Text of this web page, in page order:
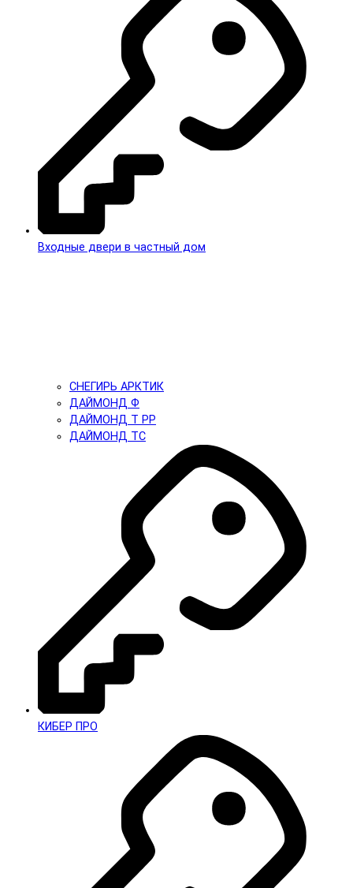
Входные двери в частный дом
СНЕГИРЬ АРКТИК
ДАЙМОНД Ф
ДАЙМОНД Т PP
ДАЙМОНД ТС
КИБЕР ПРО